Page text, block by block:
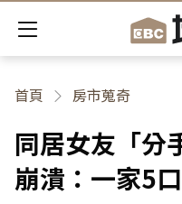
首頁 房市蒐奇
同居女友「分
崩潰：一家5